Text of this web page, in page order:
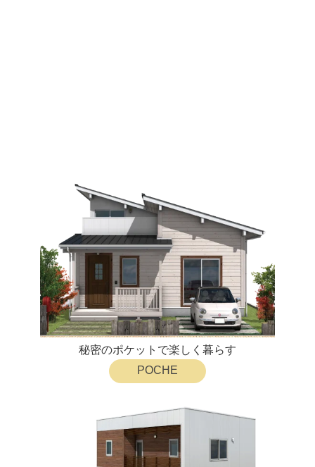
秘密のポケットで楽しく暮らす
POCHE